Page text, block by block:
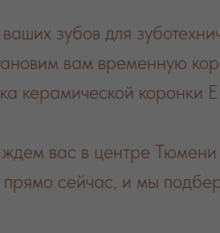
зубов для
вам временную
керамической коронки
вас в центре Тюмени
сейчас, и мы